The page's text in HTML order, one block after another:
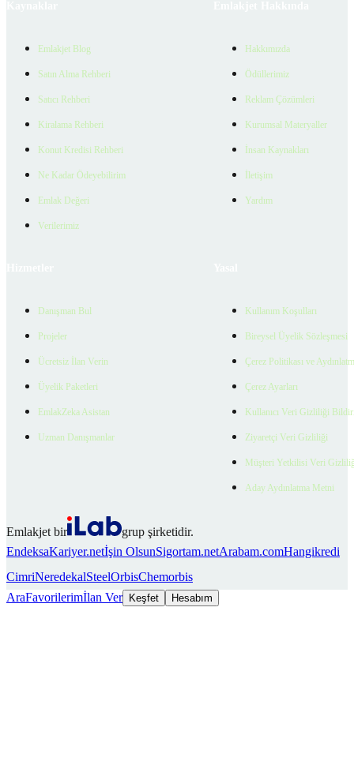
Emlakjet Blog
Satın Alma Rehberi
Satıcı Rehberi
Kiralama Rehberi
Konut Kredisi Rehberi
Ne Kadar Ödeyebilirim
Emlak Değeri
Verilerimiz
Hakkımızda
Ödüllerimiz
Reklam Çözümleri
Kurumsal Materyaller
İnsan Kaynakları
İletişim
Yardım
Danışman Bul
Projeler
Ücretsiz İlan Verin
Üyelik Paketleri
EmlakZeka Asistan
Uzman Danışmanlar
Kullanım Koşulları
Bireysel Üyelik Sözleşmesi
Çerez Politikası ve
Çerez Ayarları
Kullanıcı Veri Gizliliği
Ziyaretçi Veri Gizliliği
Müşteri Yetkilisi Veri
Aday Aydınlatma Metni
Emlakjet bir
grup şirketidir.
EndeksaKariyer.netİşin OlsunSigortam.netArabam.comHangikredi
CimriNeredekalSteelOrbisChemorbis
AraFavorilerimİlan Ver Keşfet Hesabım